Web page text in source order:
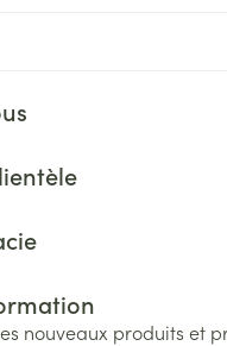
nouveaux produits et